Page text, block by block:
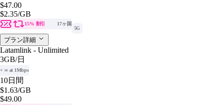
$47.00
$2.35/GB
15% 割引
17ヶ国
5G
プラン詳細
Latamlink - Unlimited
3GB/日
+ ∞ at 1Mbps
10日間
$1.63/GB
$49.00